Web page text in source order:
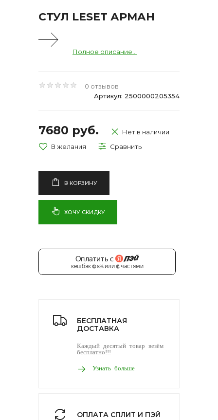
СТУЛ LESET АРМАН
Полное описание...
0 отзывов
Артикул: 2500000205354
7680 руб. Нет в наличии
В КОРЗИНУ
ХОЧУ СКИДКУ
БЕСПЛАТНАЯ
ДОСТАВКА
Каждый десятый товар везём
бесплатно!!!
Узнать больше
ОПЛАТА СПЛИТ И ПЭЙ